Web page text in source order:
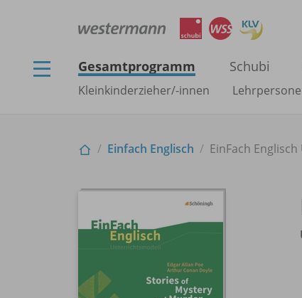
Gesamtprogramm Schubi
Kleinkinderzieher/-innen
Einfach Englisch EinFach